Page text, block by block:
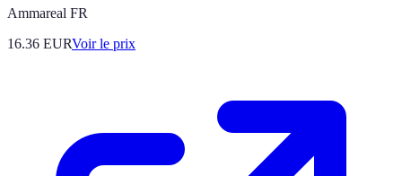
Ammareal FR
16.36 EURVoir le prix